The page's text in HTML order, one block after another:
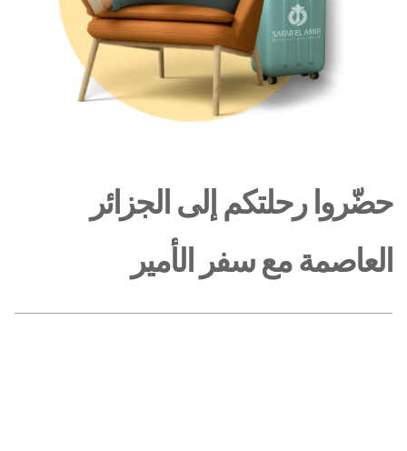
حضّروا رحلتكم إلى الجزائر
العاصمة مع سفر الأمير